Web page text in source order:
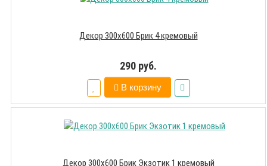
Декор 300х600 Брик 4 кремовый
290 руб.
В корзину
Декор 300х600 Брик Экзотик 1 кремовый